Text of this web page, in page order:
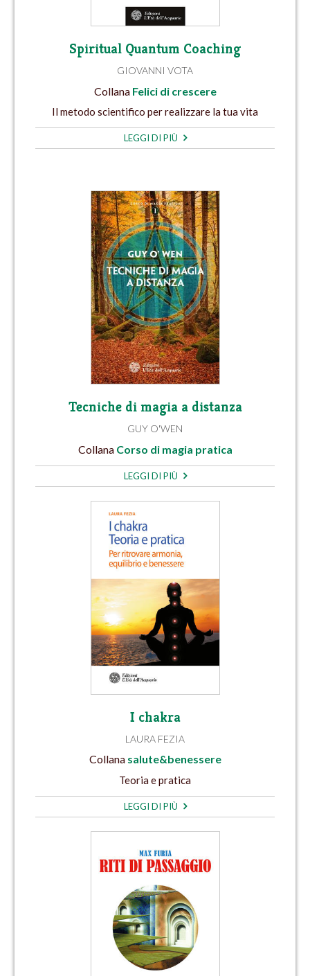
Spiritual Quantum Coaching
GIOVANNI VOTA
Collana Felici di crescere
Il metodo scientifico per realizzare la tua vita
LEGGI DI PIÙ
Tecniche di magia a distanza
GUY O'WEN
Collana Corso di magia pratica
LEGGI DI PIÙ
I chakra
LAURA FEZIA
Collana salute&benessere
Teoria e pratica
LEGGI DI PIÙ